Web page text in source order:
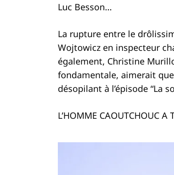
Luc Besson…
La rupture entre le
Wojtowicz en inspecteur
également, Christine
fondamentale, aimerait
désopilant à l’épisode “La
L’HOMME CAOUTCHOUC A